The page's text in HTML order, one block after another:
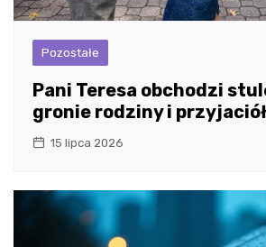
Pozostałe
Pani Teresa obchodzi
gronie rodziny i przyjaciół
15 lipca 2026